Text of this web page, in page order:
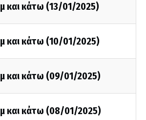
και κάτω (13/01/2025)
και κάτω (10/01/2025)
και κάτω (09/01/2025)
και κάτω (08/01/2025)